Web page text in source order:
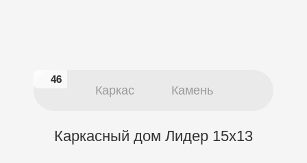
46
46
Каркас Камень
Каркасный дом Лидер 15х13